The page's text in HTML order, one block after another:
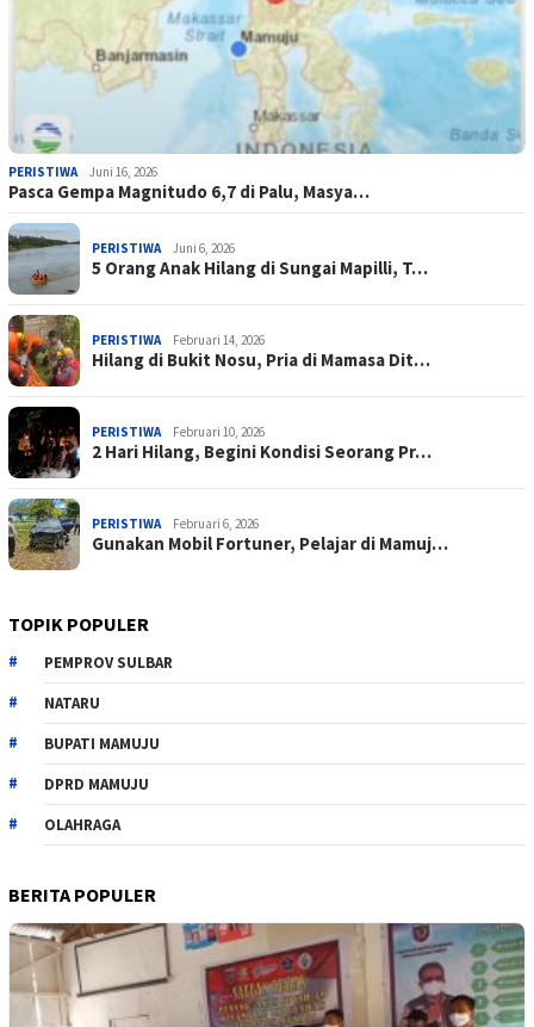
PERISTIWA Juni 16, 2026
Pasca Gempa Magnitudo 6,7 di Palu, Masya…
PERISTIWA Juni 6, 2026
5 Orang Anak Hilang di Sungai Mapilli, T…
PERISTIWA Februari 14, 2026
Hilang di Bukit Nosu, Pria di Mamasa Dit…
PERISTIWA Februari 10, 2026
2 Hari Hilang, Begini Kondisi Seorang Pr…
PERISTIWA Februari 6, 2026
Gunakan Mobil Fortuner, Pelajar di Mamuj…
TOPIK POPULER
PEMPROV SULBAR
NATARU
BUPATI MAMUJU
DPRD MAMUJU
OLAHRAGA
BERITA POPULER